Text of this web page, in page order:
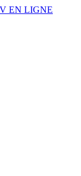
EN LIGNE